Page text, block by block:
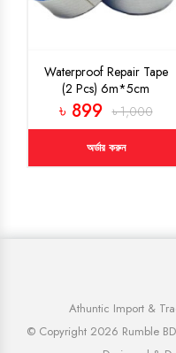
Waterproof Repair Tape
(2 Pcs) 6m*5cm
৳ 899 ৳ 1,000
অর্ডার করুন
Athuntic Import &
© Copyright 2026 Rumble